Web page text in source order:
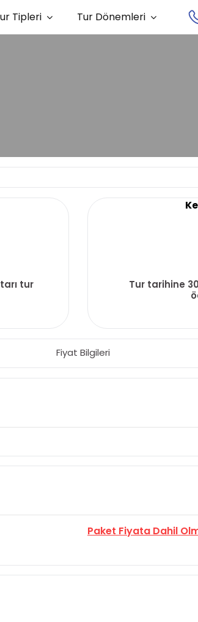
Tipleri Tur Dönemleri
tur
Tur tarihine
Fiyat Bilgileri
Paket Fiyata Dahil